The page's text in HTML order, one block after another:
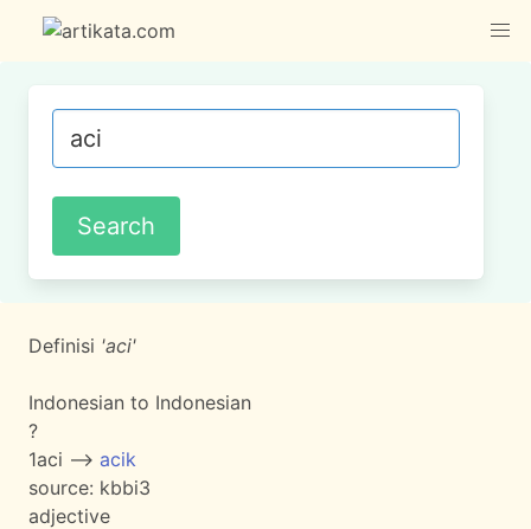
Definisi 'aci'
Indonesian to Indonesian
?
1aci --> acik
source: kbbi3
adjective